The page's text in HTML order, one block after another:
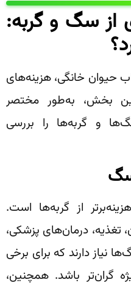
از سگ و گربه:
حیوان خانگی، هزینه‌های
بخش، به‌طور مختصر
و گربه‌ها را بررسی
از گربه‌ها است.
تغذیه، درمان‌های پزشکی،
نیاز دارند که برای برخی
گران‌تر باشد. همچنین،